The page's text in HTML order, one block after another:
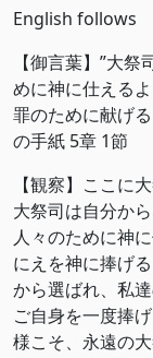
English follows
【御言葉】”大
めに神に仕える
罪のために献げ
の手紙 5章 1節
【観察】ここ
大祭司は自分か
人々のために神
にえを神に捧げ
から選ばれ、私
ご自身を一度捧
様こそ、永遠の大